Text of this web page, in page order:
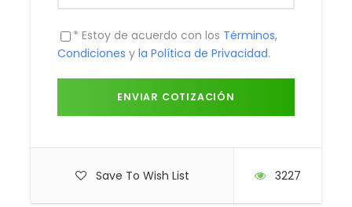
* Estoy de acuerdo con los Términos,
Condiciones y la Política de Privacidad.
Save To Wish List 3227